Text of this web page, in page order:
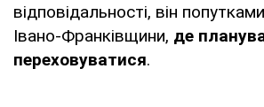
відповідальності, він
Івано-Франківщини, де
переховуватися.